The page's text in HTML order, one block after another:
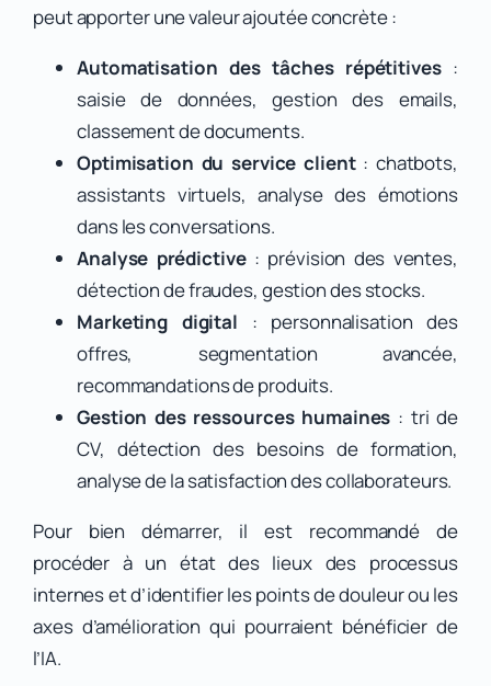
peut apporter une valeur ajoutée concrète :
Automatisation des tâches répétitives:
saisie de données, gestion des emails,
classement de documents.
Optimisation du service client: chatbots,
assistants virtuels, analyse des émotions
dans les conversations.
Analyse prédictive: prévision des ventes,
détection de fraudes, gestion des stocks.
Marketing digital : personnalisation des
offres, segmentation avancée,
recommandations de produits.
Gestion des ressources humaines : tri de
CV, détection des besoins de formation,
analyse de la satisfaction des collaborateurs.
Pour bien démarrer, il est recommandé de
procéder à un état des lieux des processus
internes et d’identifier les points de douleur ou les
axes d’amélioration qui pourraient bénéficier de
l’IA.